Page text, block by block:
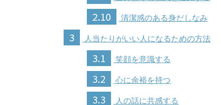
2.10 清潔感のある身だしなみ
3 人当たりがいい人になるための方法
3.1 笑顔を意識する
3.2 心に余裕を持つ
3.3 人の話に共感する